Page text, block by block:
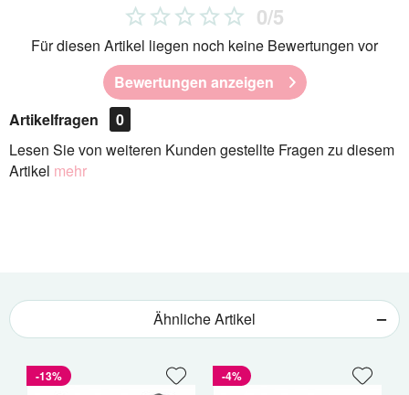
0/5
Für diesen Artikel liegen noch keine Bewertungen vor
Bewertungen anzeigen
Artikelfragen
0
Lesen Sie von weiteren Kunden gestellte Fragen zu diesem
Artikel mehr
Ähnliche Artikel
-13% -4%